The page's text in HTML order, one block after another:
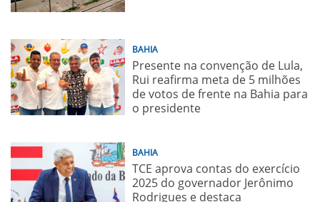
BAHIA
Presente na convenção de Lula,
Rui reafirma meta de 5 milhões
de votos de frente na Bahia para
o presidente
BAHIA
TCE aprova contas do exercício
2025 do governador Jerônimo
Rodrigues e destaca